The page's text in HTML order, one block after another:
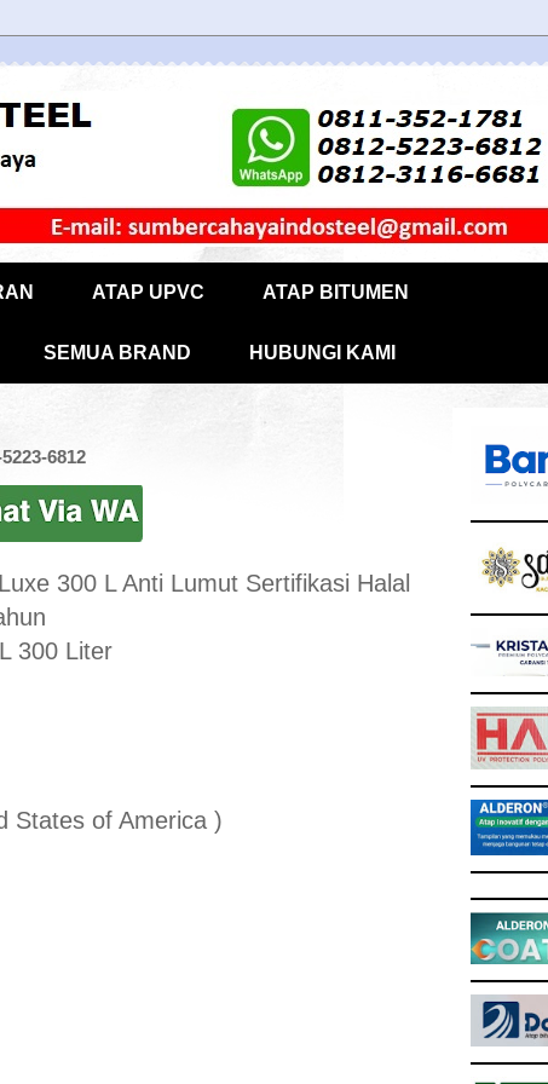
ATAP UPVC ATAP BITUMEN
SEMUA BRAND HUBUNGI KAMI
6812
300 L Anti Lumut Sertifikasi Halal
300 Liter
States of America )